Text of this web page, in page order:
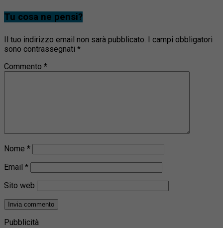
Tu cosa ne pensi?
Il tuo indirizzo email non sarà pubblicato.
I campi obbligatori
sono contrassegnati *
Commento *
Nome *
Email *
Sito web
Pubblicità